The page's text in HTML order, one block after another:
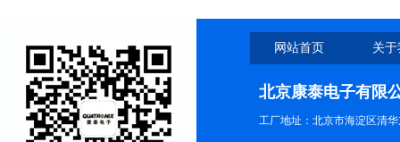
网站首页 关
北京康泰电子有限
工厂地址：北京市海淀区清